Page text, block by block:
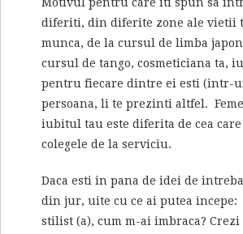
diferiti, din diferite zone ale vietii
munca, de la cursul de limba
cursul de tango, cosmeticiana ta,
pentru fiecare dintre ei esti (intr-
persoana, li te prezinti altfel.
iubitul tau este diferita de cea care
colegele de la serviciu.
Daca esti in pana de idei de
din jur, uite cu ce ai putea incepe:
stilist (a), cum m-ai imbraca? Crezi